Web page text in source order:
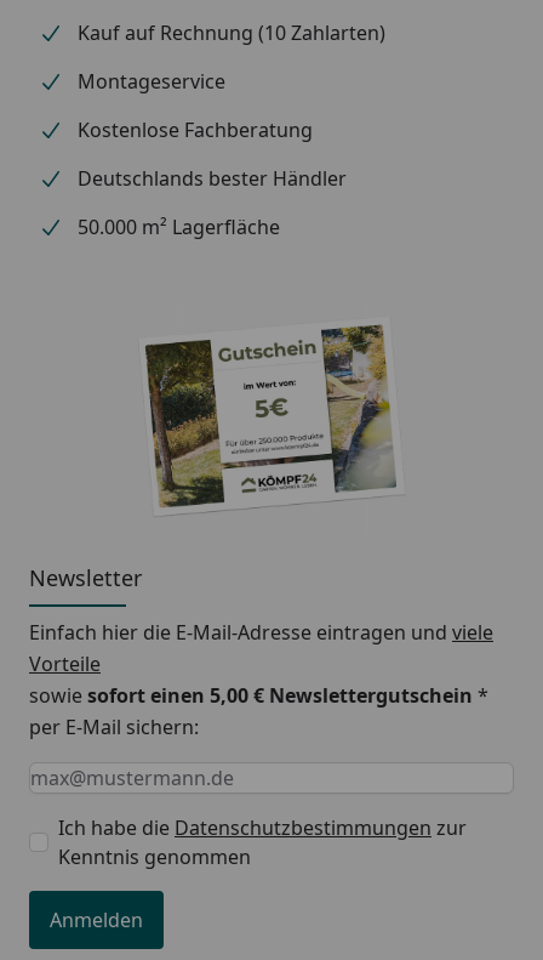
Kauf auf Rechnung (10 Zahlarten)
Montageservice
Kostenlose Fachberatung
Deutschlands bester Händler
50.000 m² Lagerfläche
Newsletter
Einfach hier die E-Mail-Adresse eintragen und viele
Vorteile
sowiesofort einen 5,00 € Newslettergutschein *
per E-Mail sichern:
Keine Eingabe erforderlich
Eingabe erforderlich
E-Mail *
Ich habe die Datenschutzbestimmungen zur
Kenntnis genommen
Anmelden